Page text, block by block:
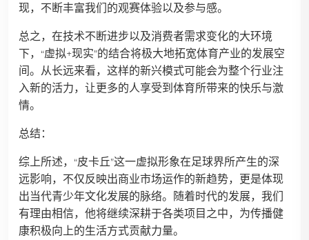
现，不断丰富我们的观赛体验以及参与感。
总之，在技术不断进步以及消费者需求变化的大环境
下，“虚拟+现实”的结合将极大地拓宽体育产业的发展空
间。从长远来看，这样的新兴模式可能会为整个行业注
入新的活力，让更多的人享受到体育所带来的快乐与激
情。
总结：
综上所述，“皮卡丘”这一虚拟形象在足球界所产生的深
远影响，不仅反映出商业市场运作的新趋势，更是体现
出当代青少年文化发展的脉络。随着时代的发展，我们
有理由相信，他将继续深耕于各类项目之中，为传播健
康积极向上的生活方式贡献力量。